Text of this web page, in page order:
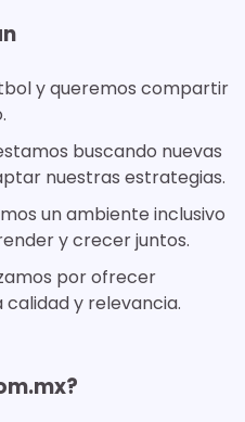
y queremos compartir
buscando nuevas
nuestras estrategias.
un ambiente inclusivo
y crecer juntos.
por ofrecer
y relevancia.